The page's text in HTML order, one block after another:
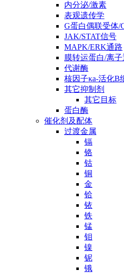
内分泌/激素
表观遗传学
G蛋白偶联受体/
JAK/STAT信号
MAPK/ERK通路
膜转运蛋白/离子
代谢酶
核因子κa-活化B
其它抑制剂
其它目标
蛋白酶
催化剂及配体
过渡金属
镉
铬
钴
铜
金
铪
铱
铁
锰
钼
镍
铌
锇